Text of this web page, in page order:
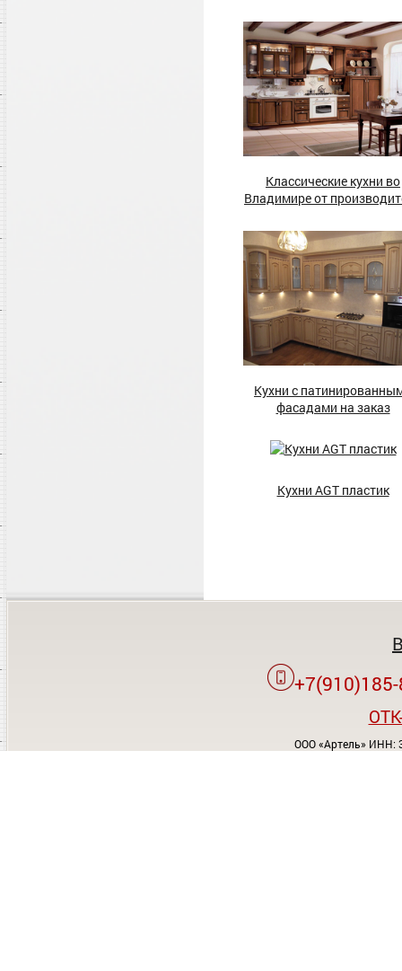
Классические кухни во
Владимире от
Кухни с
фасадами на заказ
Кухни AGT пластик
ООО «Артель» ИНН: